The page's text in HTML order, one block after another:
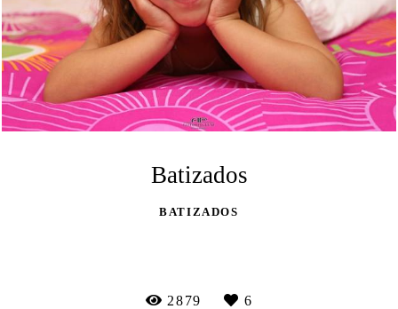
Batizados
BATIZADOS
2879 6